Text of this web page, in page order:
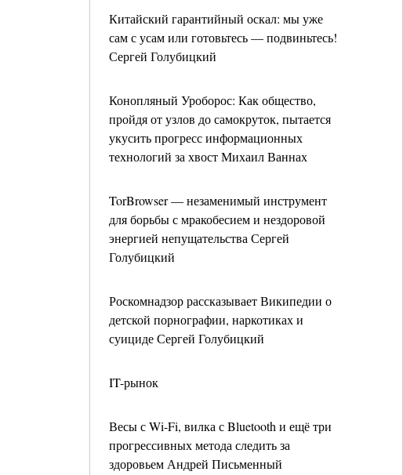
Китайский гарантийный оскал: мы уже
сам с усам или готовьтесь — подвиньтесь!
Сергей Голубицкий
Конопляный Уроборос: Как общество,
пройдя от узлов до самокруток, пытается
укусить прогресс информационных
технологий за хвост Михаил Ваннах
TorBrowser — незаменимый инструмент
для борьбы с мракобесием и нездоровой
энергией непущательства Сергей
Голубицкий
Роскомнадзор рассказывает Википедии о
детской порнографии, наркотиках и
суициде Сергей Голубицкий
IT-рынок
Весы с Wi-Fi, вилка с Bluetooth и ещё три
прогрессивных метода следить за
здоровьем Андрей Письменный